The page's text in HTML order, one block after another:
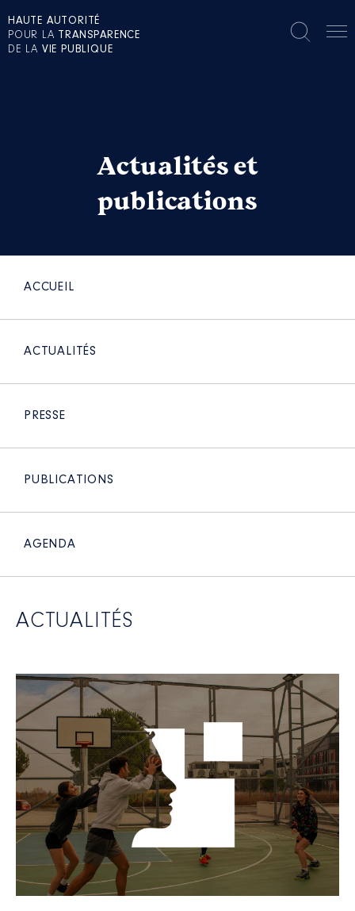
HAUTE AUTORITÉ
POUR LA TRANSPARENCE
DE LA VIE PUBLIQUE
Actualités et
publications
ACCUEIL
ACTUALITÉS
PRESSE
PUBLICATIONS
AGENDA
ACTUALITÉS